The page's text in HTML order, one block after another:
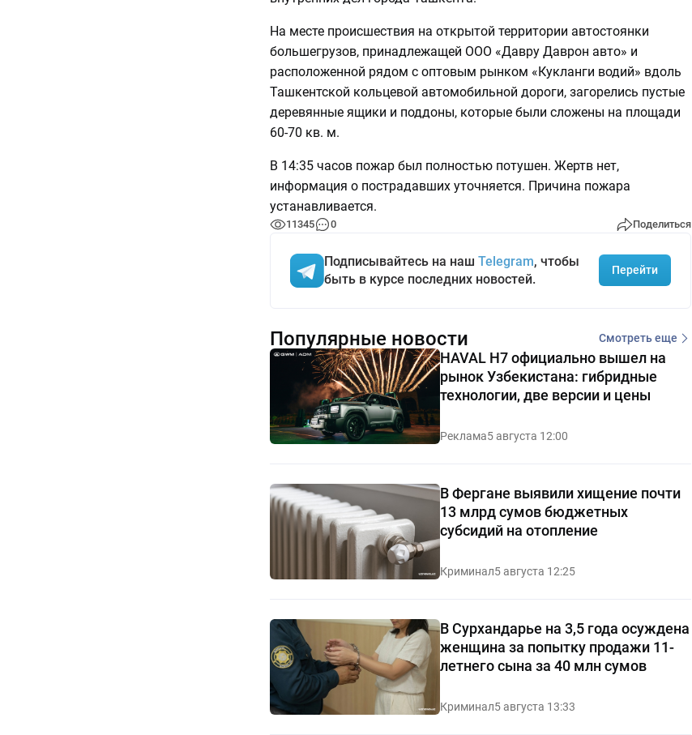
На месте происшествия на открытой территории автостоянки
большегрузов, принадлежащей ООО «Давру Даврон авто» и
расположенной рядом с оптовым рынком «Кукланги водий» вдоль
Ташкентской кольцевой автомобильной дороги, загорелись пустые
деревянные ящики и поддоны, которые были сложены на площади
60-70 кв. м.
В 14:35 часов пожар был полностью потушен. Жертв нет,
информация о пострадавших уточняется. Причина пожара
устанавливается.
11345 0 Поделиться
Подписывайтесь на наш Telegram, чтобы
быть в курсе последних новостей.
Перейти
Популярные новости Смотреть еще
HAVAL H7 официально вышел на
рынок Узбекистана: гибридные
технологии, две версии и цены
Реклама5 августа 12:00
В Фергане выявили хищение почти
13 млрд сумов бюджетных
субсидий на отопление
Криминал5 августа 12:25
В Сурхандарье на 3,5 года осуждена
женщина за попытку продажи 11-
летнего сына за 40 млн сумов
Криминал5 августа 13:33